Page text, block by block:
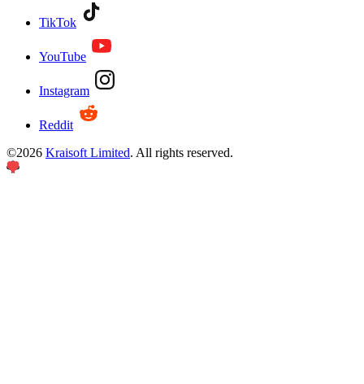
TikTok
YouTube
Instagram
Reddit
©2026 Kraisoft Limited. All rights reserved.